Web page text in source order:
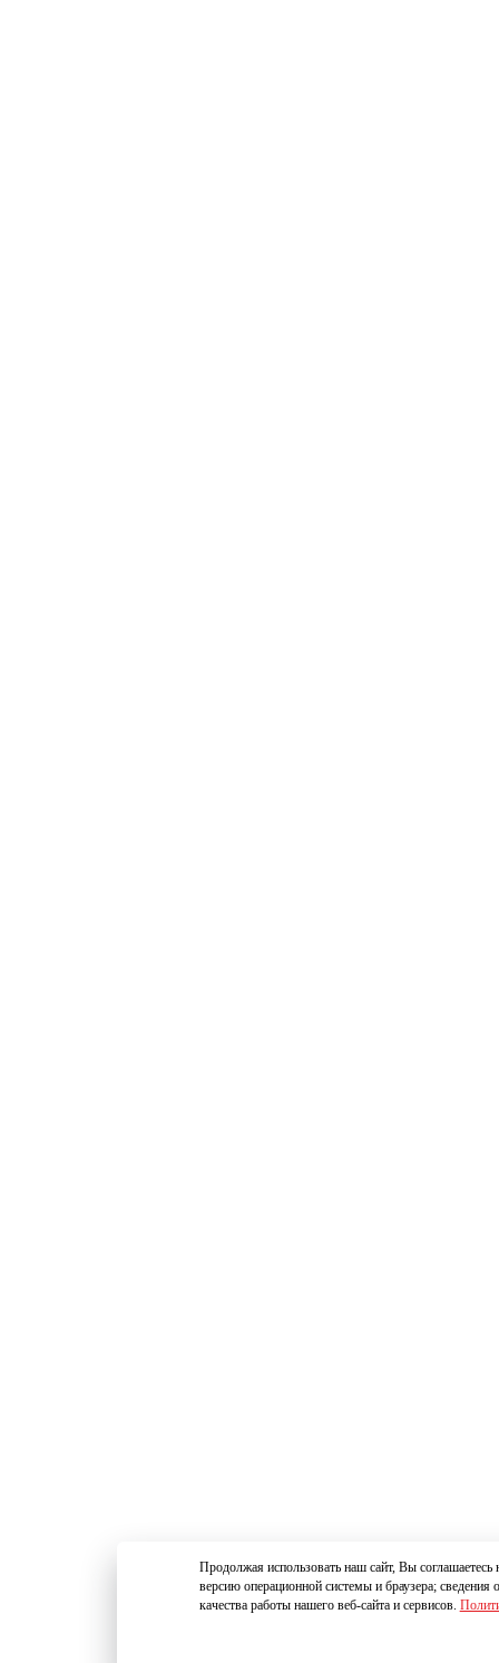
Продолжая использовать наш сайт, Вы
версию операционной системы и браузера;
качества работы нашего веб-сайта и сервисов.